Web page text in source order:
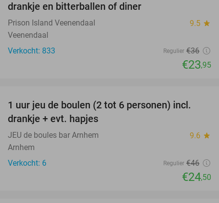
drankje en bitterballen of diner
Prison Island Veenendaal 9.5 star
Veenendaal
Verkocht: 833
Regulier €36
€23,95
47%
1 uur jeu de boulen (2 tot 6 personen) incl.
drankje + evt. hapjes
JEU de boules bar Arnhem 9.6 star
Arnhem
Verkocht: 6
Regulier €46
€24,50